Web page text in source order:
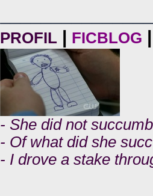
PROFIL | FICBLOG |
- She did not
- Of what did she
- I drove a stake